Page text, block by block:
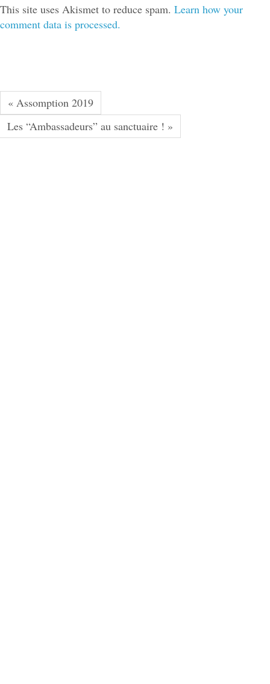
This site uses Akismet to reduce spam. Learn how your
comment data is processed.
« Assomption 2019
Les “Ambassadeurs” au sanctuaire ! »